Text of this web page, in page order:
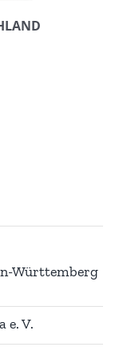
Württemberg
e. V.